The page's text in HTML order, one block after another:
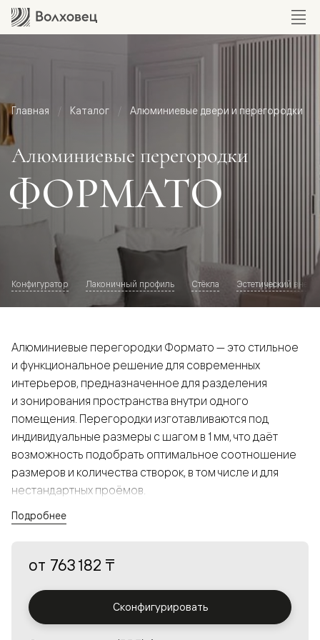
Главная Каталог Алюминиевые двери и перегородки
Алюминиевые перегородки
ФОРМАТО
Конфигуратор Лаконичный профиль Стёкла Эстетический
Алюминиевые перегородки Формато — это стильное
и функциональное решение для современных
интерьеров, предназначенное для разделения
и зонирования пространства внутри одного
помещения. Перегородки изготавливаются под
индивидуальные размеры с шагом в 1 мм, что даёт
возможность подобрать оптимальное соотношение
размеров и количества створок, в том числе и для
нестандартных проёмов.
а большой выбор вставок из стекла с различными
решения в интерьере и варьировать освещённость.
Подробнее
от 763 182 ₸
Сконфигурировать